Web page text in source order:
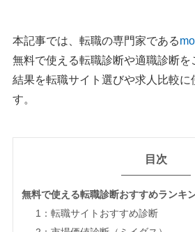
本記事では、転職の専門家である
無料で使える転職診断や適職診断を
結果を転職サイト選びや求人比較に
す。
目次
無料で使える転職診断おすすめランキ
1：転職サイトおすすめ診断